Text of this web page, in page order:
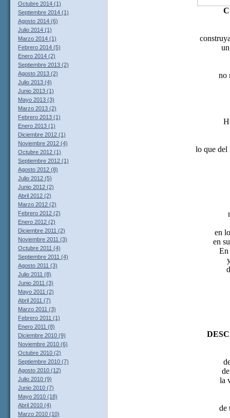
no
lo que del
en
en
En
la
de
Octubre 2014 (1)
Septiembre 2014 (1)
Agosto 2014 (6)
Julio 2014 (1)
Marzo 2014 (1)
Febrero 2014 (5)
Enero 2014 (2)
Septiembre 2013 (2)
Agosto 2013 (2)
Julio 2013 (4)
Junio 2013 (1)
Mayo 2013 (3)
Marzo 2013 (2)
Febrero 2013 (1)
Enero 2013 (1)
Diciembre 2012 (1)
Noviembre 2012 (4)
Octubre 2012 (1)
Septiembre 2012 (1)
Agosto 2012 (8)
Julio 2012 (5)
Junio 2012 (2)
Abril 2012 (2)
Marzo 2012 (2)
Febrero 2012 (2)
Enero 2012 (2)
Diciembre 2011 (2)
Noviembre 2011 (3)
Octubre 2011 (4)
Septiembre 2011 (4)
Agosto 2011 (3)
Julio 2011 (8)
Junio 2011 (3)
Mayo 2011 (2)
Abril 2011 (7)
Marzo 2011 (3)
Febrero 2011 (1)
Enero 2011 (8)
Diciembre 2010 (9)
Noviembre 2010 (6)
Octubre 2010 (2)
Septiembre 2010 (7)
Agosto 2010 (12)
Julio 2010 (9)
Junio 2010 (7)
Mayo 2010 (18)
Abril 2010 (4)
Marzo 2010 (10)